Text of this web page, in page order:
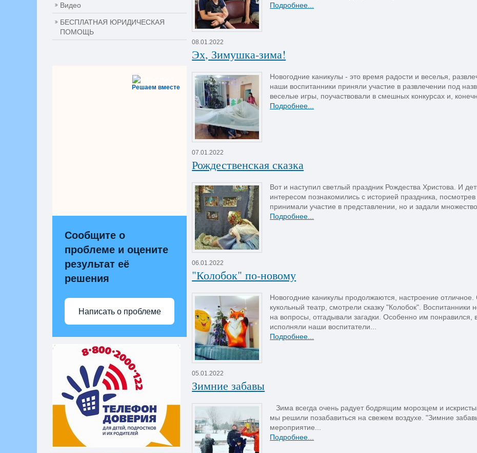
Видео
БЕСПЛАТНАЯ ЮРИДИЧЕСКАЯ
ПОМОЩЬ
Решаем вместе
Сообщите о
проблеме и оцените
результат её
решения
Написать о проблеме
Подробнее...
08.01.2022
Эх, Зимушка-зима!
Новогодние каникулы - это время радости и веселья,
наши воспитанники приняли участие в развлечении под
веселые игры, поучаствовали в смешных конкурсах и,
Подробнее...
07.01.2022
Рождественская сказка
Вот и наступил светлый праздник Рождества Христова. И
интересом познакомились с историей праздника,
принимали участие в представлении, но и задали множество
Подробнее...
06.01.2022
"Колобок" по-новому
Новогодние каникулы продолжаются, настроение
кукольный театр, смотрели сказку "Колобок". Воспитанники
на вопросы, отгадывали загадки. Особенно им
исполняли наши воспитатели...
Подробнее...
05.01.2022
Зимние забавы
Зима всегда очень радует бодрящим морозцем и
мы решили позабавиться на свежем воздухе. "Зимние
мероприятие...
Подробнее...